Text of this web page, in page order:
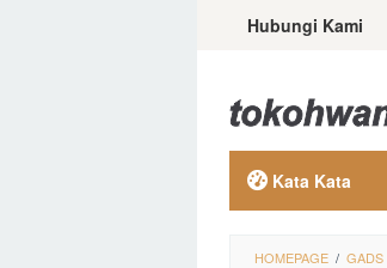
LoncatHubungi Kami
Kata Kata
HOMEPAGE / GADS